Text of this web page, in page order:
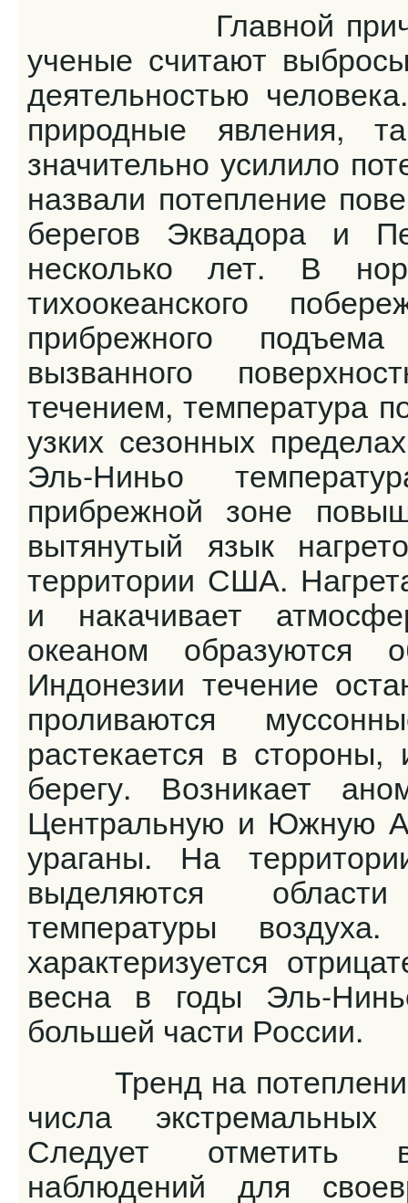
Главной причиной
ученые считают
деятельностью
природные явления,
значительно усилило
назвали потепление
берегов Эквадора и
несколько лет. В
тихоокеанского
прибрежного
вызванного
течением, температура
узких сезонных
Эль-Ниньо
прибрежной зоне
вытянутый язык
территории США.
и накачивает
океаном образуются
Индонезии течение
проливаются
растекается в
берегу. Возникает
Центральную и Южную
ураганы. На
выделяются
температуры
характеризуется
весна в годы Эль-
большей части России.
Тренд на потепление
числа экстремальных
Следует отметить
наблюдений для